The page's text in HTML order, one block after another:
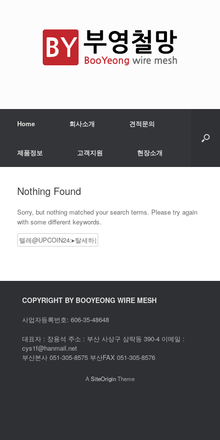
Home 회사소개 견적문의
제품정보 고객지원 현장소개
Nothing Found
Sorry, but nothing matched your search terms. Please try again
with some different keywords.
Search
COPYRIGHT BY BOOYEONG WIRE MESH
사업자등록번호: 606-35-48648
대표자 : 장용석 주소 : 부산 사상구 삼락동 390-4 이메일 :
cys1f@hanmail.net
부산본사 051-305-8575 부산FAX 051-305-8576
A SiteOriginTheme